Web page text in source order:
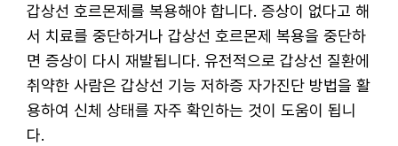
갑상선 호르몬제를 복용해야 합니다. 증상이 없다고 해
서 치료를 중단하거나 갑상선 호르몬제 복용을 중단하
면 증상이 다시 재발됩니다. 유전적으로 갑상선 질환에
취약한 사람은 갑상선 기능 저하증 자가진단 방법을 활
용하여 신체 상태를 자주 확인하는 것이 도움이 됩니
다.